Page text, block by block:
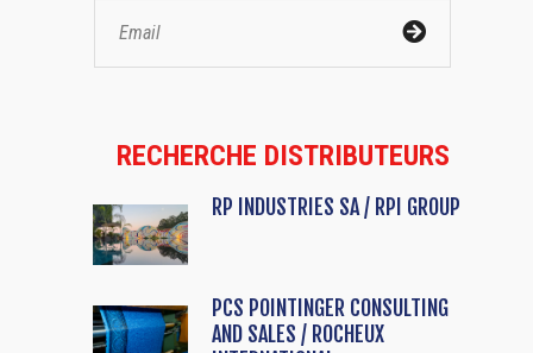
RECHERCHE DISTRIBUTEURS
RP INDUSTRIES SA / RPI GROUP
PCS POINTINGER CONSULTING
AND SALES / ROCHEUX